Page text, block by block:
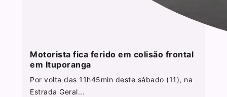
Motorista fica ferido em colisão frontal
em Ituporanga
Por volta das 11h45min deste sábado (11), na
Estrada Geral...